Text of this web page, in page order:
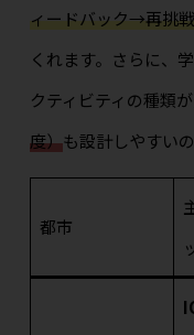
ィードバック→再挑戦
くれます。さらに、
クティビティの種類
度）も設計しやすい
都市